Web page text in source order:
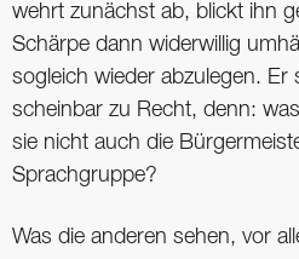
wehrt zunächst ab, blickt ihn
Schärpe dann widerwillig
sogleich wieder abzulegen. Er
scheinbar zu Recht, denn:
sie nicht auch die
Sprachgruppe?
Was die anderen sehen, vor